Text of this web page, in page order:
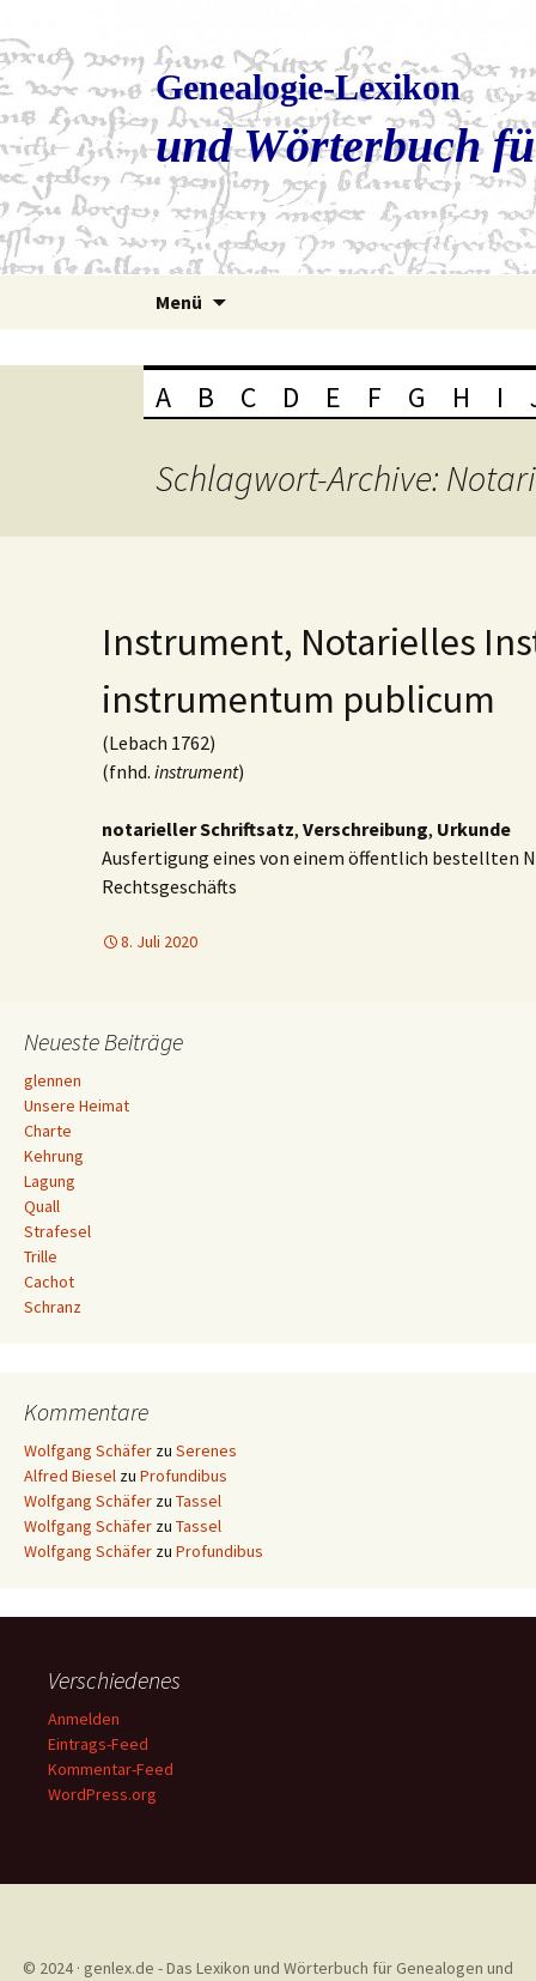
Genealogie-Lexikon
und Wörterbuch
Menü
A B C D E F G H I
Schlagwort-Archive:
Instrument, Notarielles
instrumentum publicum
(Lebach 1762)
(fnhd. instrument)
notarieller Schriftsatz, Verschreibung, Urkunde
Ausfertigung eines von einem öffentlich bestellten
Rechtsgeschäfts
8. Juli 2020
Neueste Beiträge
glennen
Unsere Heimat
Charte
Kehrung
Lagung
Quall
Strafesel
Trille
Cachot
Schranz
Kommentare
Wolfgang Schäfer zu Serenes
Alfred Biesel zu Profundibus
Wolfgang Schäfer zu Tassel
Wolfgang Schäfer zu Tassel
Wolfgang Schäfer zu Profundibus
Verschiedenes
Anmelden
Eintrags-Feed
Kommentar-Feed
WordPress.org
© 2024 · genlex.de - Das Lexikon und Wörterbuch für Genealogen und